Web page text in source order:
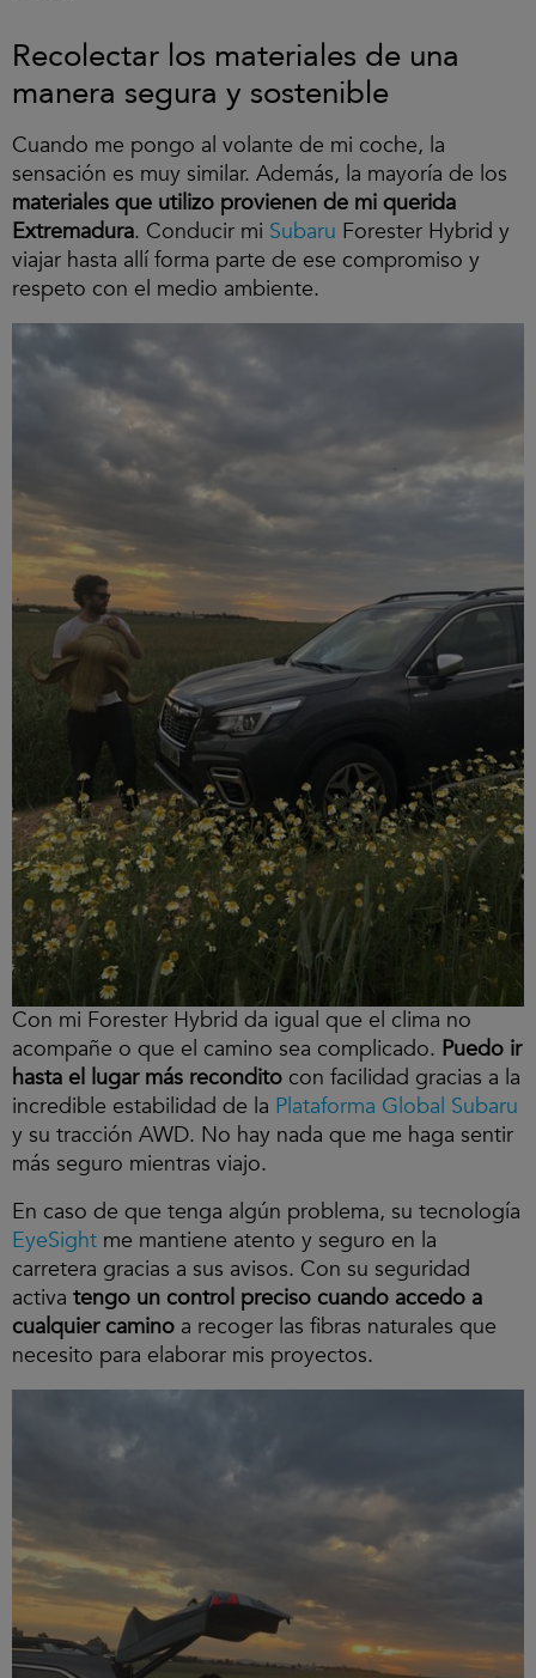
Recolectar los materiales de una
manera segura y sostenible
Cuando me pongo al volante de mi coche, la
sensación es muy similar. Además, la mayoría de los
materiales que utilizo provienen de mi querida
Extremadura. Conducir mi Subaru Forester Hybrid y
viajar hasta allí forma parte de ese compromiso y
respeto con el medio ambiente.
Con mi Forester Hybrid da igual que el clima no
acompañe o que el camino sea complicado. Puedo ir
hasta el lugar más recondito con facilidad gracias a la
incredible estabilidad de la Plataforma Global Subaru
y su tracción AWD. No hay nada que me haga sentir
más seguro mientras viajo.
En caso de que tenga algún problema, su tecnología
EyeSight me mantiene atento y seguro en la
carretera gracias a sus avisos. Con su seguridad
activa tengo un control preciso cuando accedo a
cualquier camino a recoger las fibras naturales que
necesito para elaborar mis proyectos.